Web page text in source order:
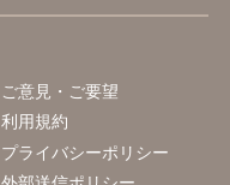
ご意見・ご要望
利用規約
プライバシーポリシー